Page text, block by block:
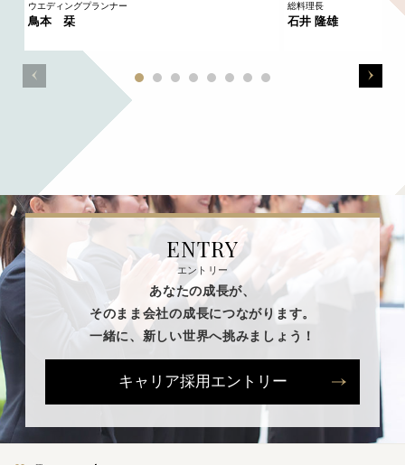
ウエディングプランナー
鳥本 栞
総料理長
石井 隆雄
ENTRY
エントリー
あなたの成長が、
そのまま会社の成長につながります。
一緒に、新しい世界へ挑みましょう！
キャリア採用エントリー